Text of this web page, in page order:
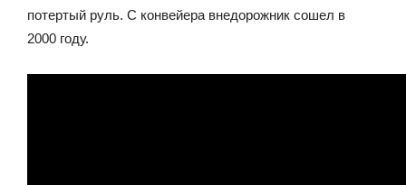
потертый руль. С конвейера внедорожник сошел в
2000 году.